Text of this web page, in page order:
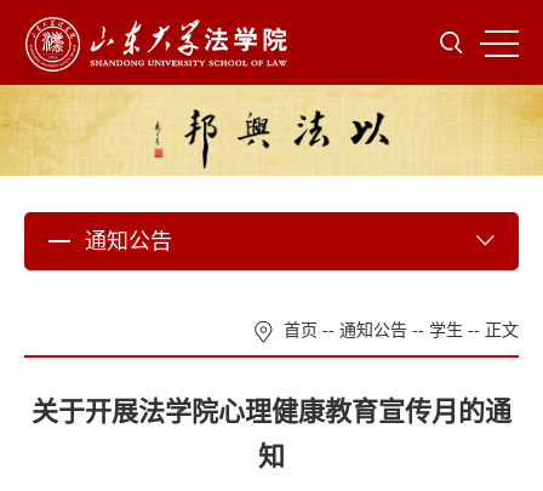
通知公告
首页 -- 通知公告 -- 学生 -- 正文
关于开展法学院心理健康教育宣传月的通
知